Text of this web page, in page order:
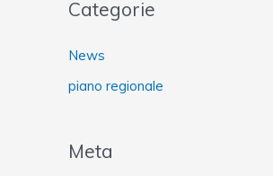
Categorie
News
piano regionale
Meta